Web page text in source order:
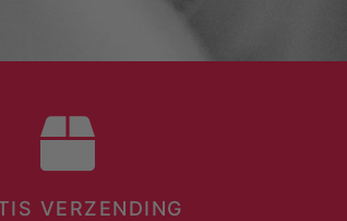
VERZENDING